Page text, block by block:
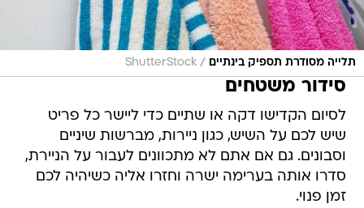
תלייה מסודרת תספיק בינתיים /
ShutterStock
סידור משטחים
לסיום הקדישו דקה או שתיים כדי ליישר כל פריט
שיש לכם על השיש, כגון ניירות, מברשות שיניים
וסבונים. גם אם אתם לא מתכוונים לעבור על הניירת,
סדרו אותה בערימה ישרה וחזרו אליה כשיהיה לכם
זמן פנוי.